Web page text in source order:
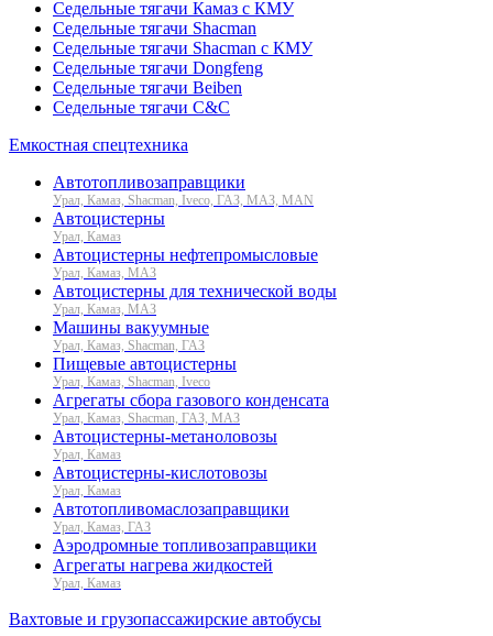
Седельные тягачи Камаз с КМУ
Седельные тягачи Shacman
Седельные тягачи Shacman с КМУ
Седельные тягачи Dongfeng
Седельные тягачи Beiben
Седельные тягачи C&C
Емкостная спецтехника
Автотопливозаправщики
Урал, Камаз, Shacman, Iveco, ГАЗ, МАЗ, MAN
Автоцистерны
Урал, Камаз
Автоцистерны нефтепромысловые
Урал, Камаз, МАЗ
Автоцистерны для технической воды
Урал, Камаз, МАЗ
Машины вакуумные
Урал, Камаз, Shacman, ГАЗ
Пищевые автоцистерны
Урал, Камаз, Shacman, Iveco
Агрегаты сбора газового конденсата
Урал, Камаз, Shacman, ГАЗ, МАЗ
Автоцистерны-метаноловозы
Урал, Камаз
Автоцистерны-кислотовозы
Урал, Камаз
Автотопливомаслозаправщики
Урал, Камаз, ГАЗ
Аэродромные топливозаправщики
Агрегаты нагрева жидкостей
Урал, Камаз
Вахтовые и грузопассажирские автобусы